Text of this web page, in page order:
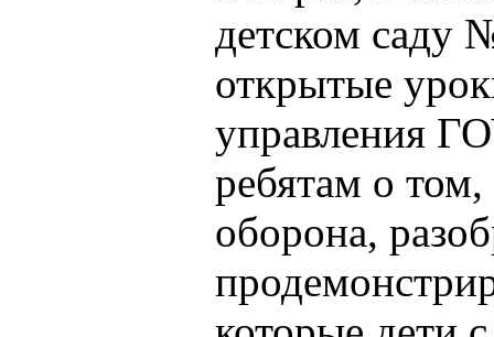
детском
открытые
управления
ребятам о том,
оборона,